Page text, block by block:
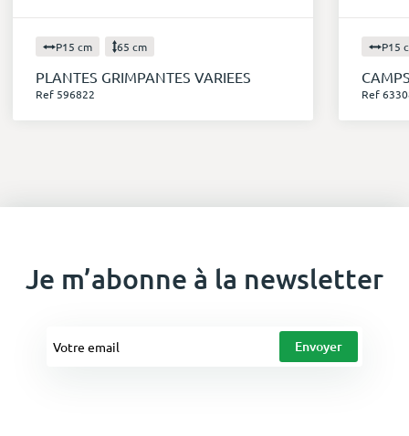
P15 cm 65 cm
PLANTES GRIMPANTES VARIEES
Ref 596822
P15
Ref
Je m’abonne à la newsletter